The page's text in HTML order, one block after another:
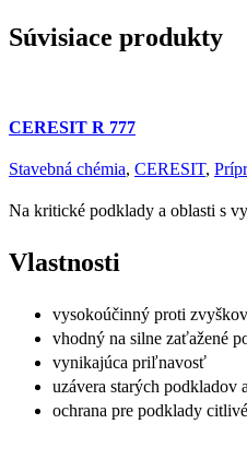
Súvisiace produkty
CERESIT R 777
Stavebná chémia, CERESIT,
Na kritické podklady a oblasti s
Vlastnosti
vysokoúčinný proti
vhodný na silne zaťažené
vynikajúca priľnavosť
uzávera starých
ochrana pre podklady